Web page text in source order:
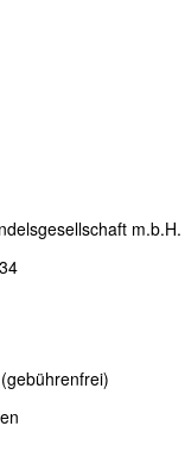
m.b.H.